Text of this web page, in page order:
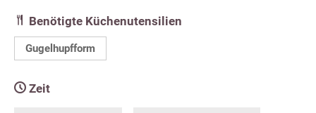
Benötigte Küchenutensilien
Gugelhupfform
Zeit